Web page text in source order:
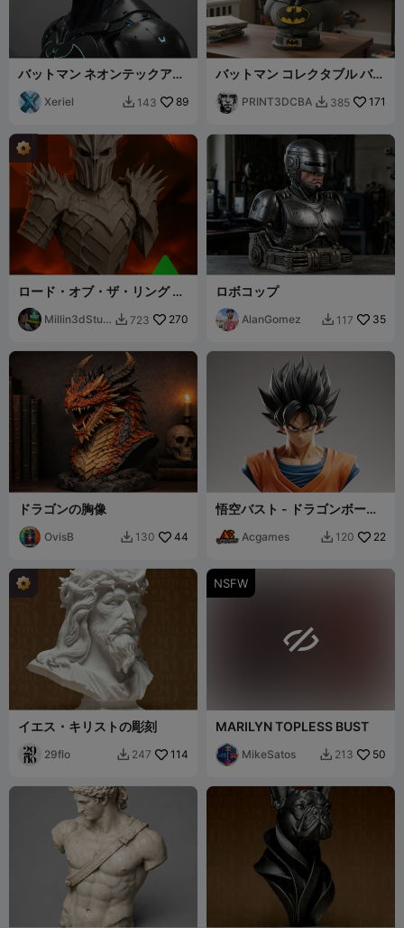
バットマン ネオンテックアー
マーバスト
Xeriel  143 89
バットマン コレクタブル バス
PRINT3DCBA  385 171
ロード・オブ・ザ・リング 暗
黒卿サウロン スタチューバス
ト
Millin3dStud  723 270
ロボコップ
AlanGomez  117 35
ドラゴンの胸像
OvisB  130 44
悟空バスト - ドラゴンボール
Acgames  120 22
イエス・キリストの彫刻
29flo  247 114
NSFW

MARILYN TOPLESS BUST
MikeSatos  213 50